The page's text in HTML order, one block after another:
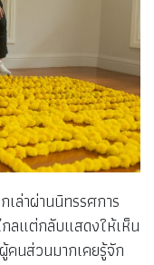
ล่าผ่านนิทรรศการ
ลแต่กลับแสดงให้เห็น
นส่วนมากเคยรู้จัก